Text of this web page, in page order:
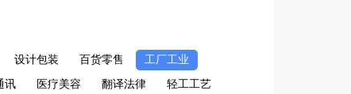
设计包装 百货零售 工厂工业
讯 医疗美容 翻译法律 轻工工艺